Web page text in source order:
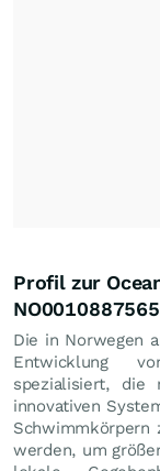
Profil zur
NO0010887565
Die in Norwegen
Entwicklung
spezialisiert, die
innovativen
Schwimmkörpern
werden, um